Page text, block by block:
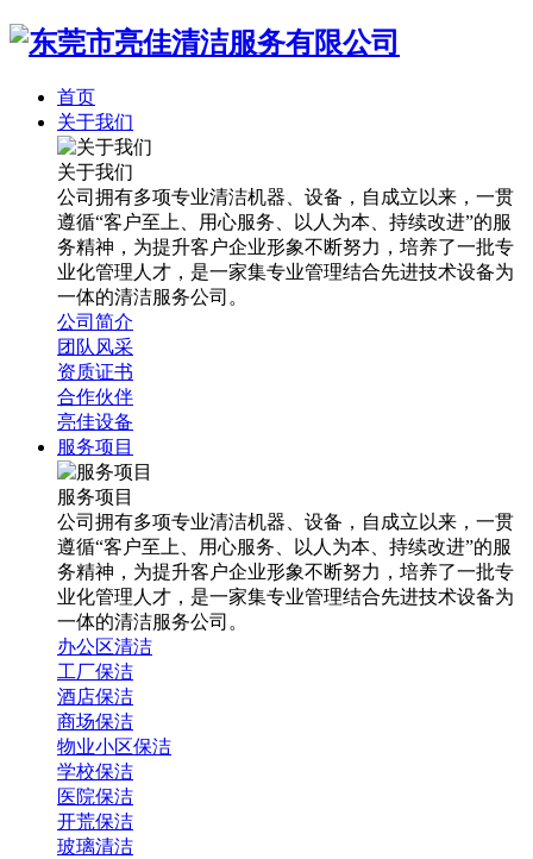
首页
关于我们
关于我们
公司拥有多项专业清洁机器、设备，自成立以来，一贯
遵循“客户至上、用心服务、以人为本、持续改进”的服
务精神，为提升客户企业形象不断努力，培养了一批专
业化管理人才，是一家集专业管理结合先进技术设备为
一体的清洁服务公司。
公司简介
团队风采
资质证书
合作伙伴
亮佳设备
服务项目
服务项目
公司拥有多项专业清洁机器、设备，自成立以来，一贯
遵循“客户至上、用心服务、以人为本、持续改进”的服
务精神，为提升客户企业形象不断努力，培养了一批专
业化管理人才，是一家集专业管理结合先进技术设备为
一体的清洁服务公司。
办公区清洁
工厂保洁
酒店保洁
商场保洁
物业小区保洁
学校保洁
医院保洁
开荒保洁
玻璃清洁